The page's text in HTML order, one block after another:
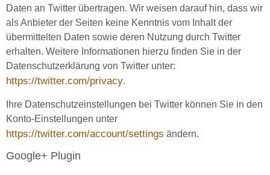
Daten an Twitter übertragen. Wir weisen darauf hin, dass wir
als Anbieter der Seiten keine Kenntnis vom Inhalt der
übermittelten Daten sowie deren Nutzung durch Twitter
erhalten. Weitere Informationen hierzu finden Sie in der
Datenschutzerklärung von Twitter unter:
https://twitter.com/privacy.
Ihre Datenschutzeinstellungen bei Twitter können Sie in den
Konto-Einstellungen unter
https://twitter.com/account/settings ändern.
Google+ Plugin